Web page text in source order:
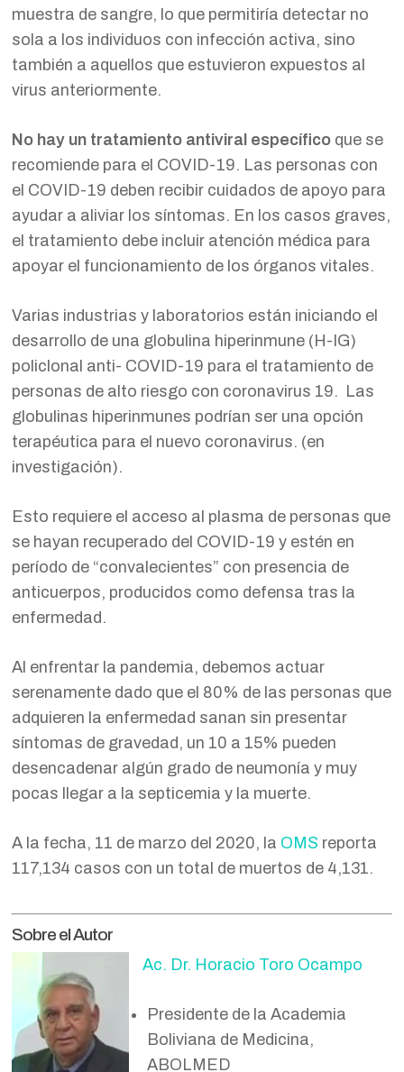
muestra de sangre, lo que permitiría detectar no
sola a los individuos con infección activa, sino
también a aquellos que estuvieron expuestos al
virus anteriormente.
No hay un tratamiento antiviral específico que se
recomiende para el COVID-19. Las personas con
el COVID-19 deben recibir cuidados de apoyo para
ayudar a aliviar los síntomas. En los casos graves,
el tratamiento debe incluir atención médica para
apoyar el funcionamiento de los órganos vitales.
Varias industrias y laboratorios están iniciando el
desarrollo de una globulina hiperinmune (H-IG)
policlonal anti- COVID-19 para el tratamiento de
personas de alto riesgo con coronavirus 19. Las
globulinas hiperinmunes podrían ser una opción
terapéutica para el nuevo coronavirus. (en
investigación).
Esto requiere el acceso al plasma de personas que
se hayan recuperado del COVID-19 y estén en
período de “convalecientes” con presencia de
anticuerpos, producidos como defensa tras la
enfermedad.
Al enfrentar la pandemia, debemos actuar
serenamente dado que el 80% de las personas que
adquieren la enfermedad sanan sin presentar
síntomas de gravedad, un 10 a 15% pueden
desencadenar algún grado de neumonía y muy
pocas llegar a la septicemia y la muerte.
A la fecha, 11 de marzo del 2020, la OMS reporta
117,134 casos con un total de muertos de 4,131.
Sobre el Autor
Ac. Dr. Horacio Toro Ocampo
Presidente de la Academia
Boliviana de Medicina,
ABOLMED